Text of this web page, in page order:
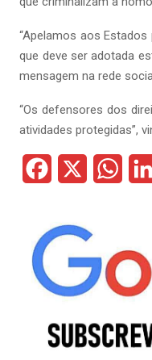
“Apelamos aos
que deve ser adotada
mensagem na rede
“Os defensores dos
atividades protegidas”,
c
b
o
W
t
s
p